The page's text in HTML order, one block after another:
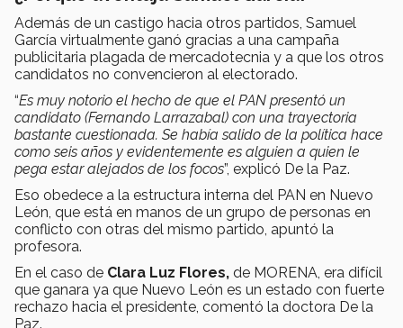
Además de un castigo hacia otros partidos, Samuel
García virtualmente ganó gracias a una campaña
publicitaria plagada de mercadotecnia y a que los otros
candidatos no convencieron al electorado.
“Es muy notorio el hecho de que el PAN presentó un
candidato (Fernando Larrazabal) con una trayectoria
bastante cuestionada. Se había salido de la política hace
como seis años y evidentemente es alguien a quien le
pega estar alejados de los focos”, explicó De la Paz.
Eso obedece a la estructura interna del PAN en Nuevo
León, que está en manos de un grupo de personas en
conflicto con otras del mismo partido, apuntó la
profesora.
En el caso de Clara Luz Flores, de MORENA, era difícil
que ganara ya que Nuevo León es un estado con fuerte
rechazo hacia el presidente, comentó la doctora De la
Paz.